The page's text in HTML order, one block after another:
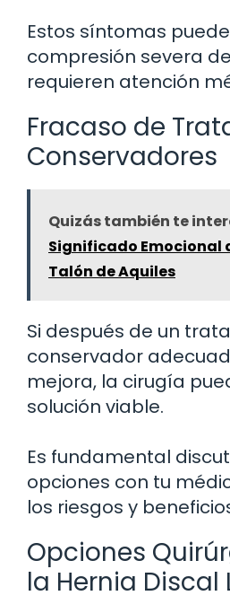
Estos síntomas
compresión severa
requieren atención
Fracaso de
Conservadores
Quizás también te
Significado Emocional
Talón de Aquiles
Si después de un
conservador
mejora, la cirugía
solución viable.
Es fundamental
opciones con tu
los riesgos y
Opciones
la Hernia Discal